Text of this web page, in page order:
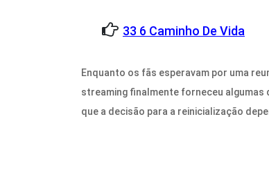
33 6 Caminho De Vida
Enquanto os fãs esperavam por uma
streaming finalmente forneceu algumas
que a decisão para a reinicialização